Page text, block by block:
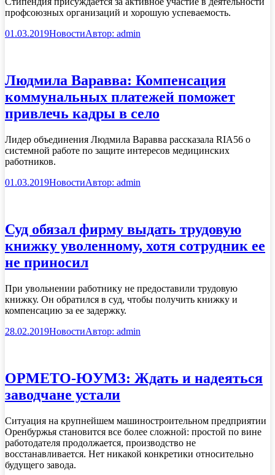
профсоюзных организаций и хорошую успеваемость.
01.03.2019НовостиАвтор: admin
Людмила Варавва: Компенсация
коммунальных платежей поможет
привлечь кадры в село
Лидер объединения Людмила Варавва рассказала RIA56 о
системной работе по защите интересов медицинских
работников.
01.03.2019НовостиАвтор: admin
Суд обязал фирму выдать трудовую
книжку уволенному, хотя сотрудник ее
не приносил
При увольнении работнику не предоставили трудовую
книжку. Он обратился в суд, чтобы получить книжку и
компенсацию за ее задержку.
28.02.2019НовостиАвтор: admin
ОРМЕТО-ЮУМЗ: Ждать и надеяться
заводчане устали
Ситуация на крупнейшем машиностроительном предприятии
Оренбуржья становится все более сложной: простой по вине
работодателя продолжается, производство не
восстанавливается. Нет никакой конкретики относительно
будущего завода.